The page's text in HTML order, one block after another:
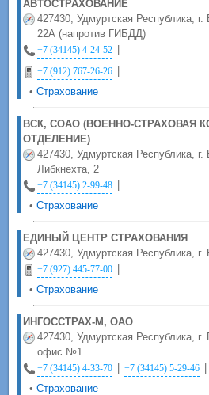
АВТОСТРАХОВАНИЕ
427430, Удмуртская Республика,
22А (напротив ГИБДД)
+7 (34145) 4-24-52
+7 (912) 767-26-26
• Страхование
ВСК, СОАО (ВОЕННО-СТРАХОВАЯ
ОТДЕЛЕНИЕ)
427430, Удмуртская Республика, г.
Либкнехта, 2
+7 (34145) 2-99-48
• Страхование
ЕДИНЫЙ ЦЕНТР СТРАХОВАНИЯ
427430, Удмуртская Республика,
+7 (927) 445-77-00
• Страхование
ИНГОССТРАХ-М, ОАО
427430, Удмуртская Республика,
офис №1
+7 (34145) 4-33-70 +7 (34145) 5-29-46
• Страхование